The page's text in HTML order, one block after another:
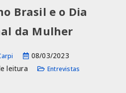
Brasil e o Dia
da Mulher
08/03/2023
leitura
Entrevistas